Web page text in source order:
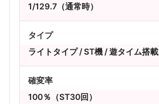
1/129.7（通常時）
タイプ
ライトタイプ / ST機 / 遊タイム搭載
確変率
100％（ST30回）